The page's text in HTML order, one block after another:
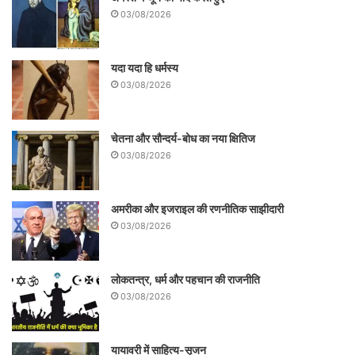
इलेक्ट्रिकल कंडक्टिविटी के उतार-चढ़ाव और
प्रवाह के संभावित कारण रोशनी, स्पर्श,ध्वनि या
किसी दूसरी जीवित वस्तु का हस्तक्षेप हो सकता है।
इस प्रवाह के कारण उत्पन्न ध्वनि तरंगों को ब्लूटूथ
की मदद से मोबाइल पर सुना जा सकता है या हेडफोन
या स्पीकर पर भी। निर्माता कंपनी डेटा गार्डन का
कहना है कि यह यन्त्र वैज्ञानिक उन्नति से ज्यादा
कला कौशल का उदाहरण है जो इंसान को प्राकृतिक
03/08/2026
यदा यदा हि धर्मस्य
03/08/2026
चेतना और सौन्दर्य-बोध का नया क्षितिज
03/08/2026
अमरीका और इजराइल की रणनीतिक साझीदारी
03/08/2026
लोकतन्त्र, धर्म और पहचान की राजनीति
03/08/2026
यायावरी में साहित्य-सृजन